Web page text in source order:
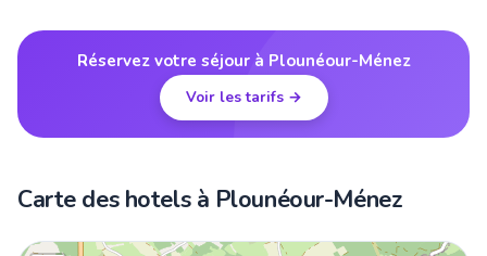
Réservez votre séjour à Plounéour-Ménez
Voir les tarifs →
Carte des hotels à Plounéour-Ménez